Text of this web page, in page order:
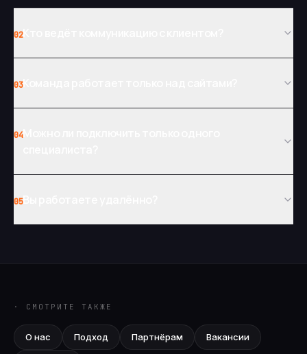
02Кто ведёт коммуникацию с клиентом?
03Команда работает только над сайтами?
04Можно ли подключить только одного
05Вы работаете удалённо?
· СМОТРИТЕ ТАКЖЕ
О нас Подход Партнёрам Вакансии